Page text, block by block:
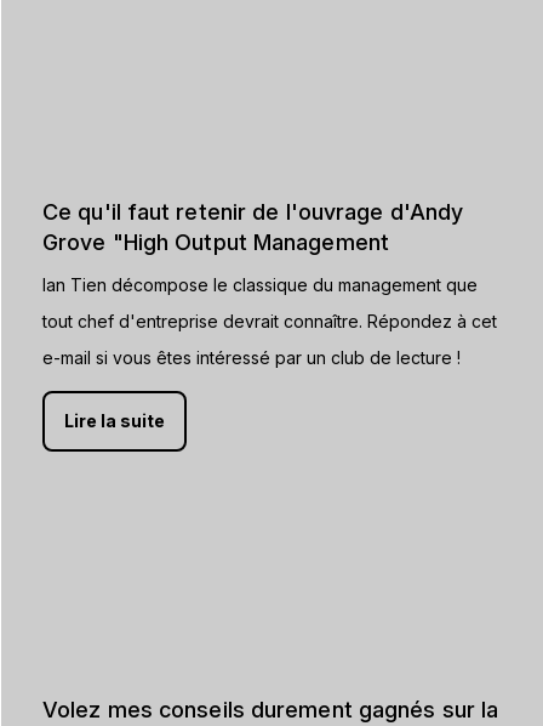
Ce qu'il faut retenir de l'ouvrage d'Andy
Grove "High Output Management
Ian Tien décompose le classique du management que
tout chef d'entreprise devrait connaître. Répondez à cet
e-mail si vous êtes intéressé par un club de lecture !
Lire la suite
Volez mes conseils durement gagnés sur la